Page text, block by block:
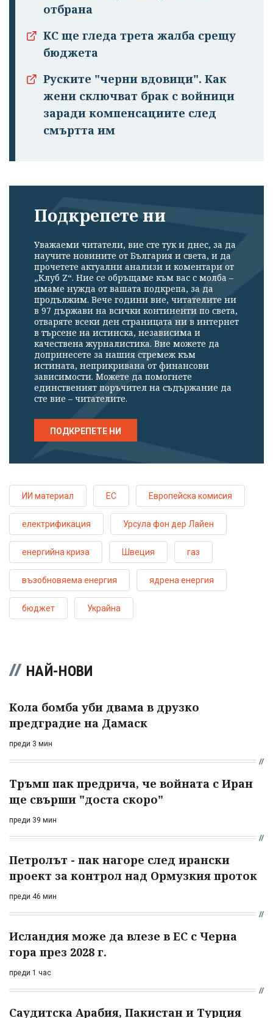
отбрана
КС ще гледа трета жалба срещу
бюджета
Руските "черни вдовици". Как
жени сключват брак с войници
заради компенсациите след
смъртта им
Подкрепете ни
Уважаеми читатели, вие сте тук и днес, за да
научите новините от България и света, и да
прочетете актуални анализи и коментари от
„Клуб Z“. Ние се обръщаме към вас с молба –
имаме нужда от вашата подкрепа, за да
продължим. Вече години вие, читателите ни
в 97 държави на всички континенти по света,
отваряте всеки ден страницата ни в интернет
в търсене на истинска, независима и
качествена журналистика. Вие можете да
допринесете за нашия стремеж към
истината, неприкривана от финансови
зависимости. Можете да помогнете
единственият поръчител на съдържание да
сте вие – читателите.
ПОДКРЕПЕТЕ НИ
ИИ материал ЕС Европейска комисия
електрификация Урсула фон дер Лайен
енергийна криза Швеция газ
възобновяема енергия ядрена енергия
бюджет Украйна
НАЙ-НОВИ
Кола бомба уби двама в друзко
предградие на Дамаск
преди 3 мин
Тръмп пак предрича, че войната с Иран
ще свърши "доста скоро"
преди 39 мин
Петролът - пак нагоре след ирански
проект за контрол над Ормузкия проток
преди 46 мин
Исландия може да влезе в ЕС с Черна
гора през 2028 г.
преди 1 час
Саудитска Арабия, Пакистан и Турция